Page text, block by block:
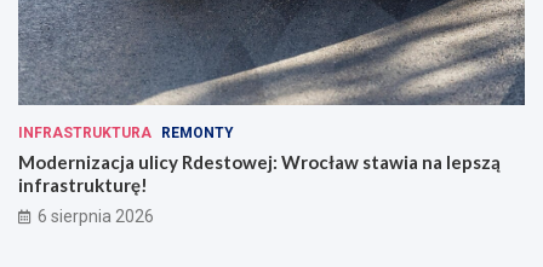
INFRASTRUKTURA REMONTY
Modernizacja ulicy Rdestowej: Wrocław stawia na lepszą
infrastrukturę!
6 sierpnia 2026